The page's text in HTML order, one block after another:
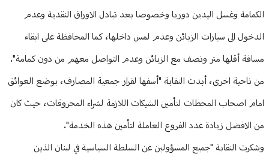
الكمامة وغسل اليدين دوريا وخصوصا بعد تبادل الاوراق النقدية وعدم
الدخول الى سيارات الزبائن وعدم لمس داخلها، كما المحافظة على ابقاء
مسافة أقلها متر ونصف مع الزبائن وعدم التواصل معهم من دون كمامة".
من ناحية اخرى، أبدت النقابة "أسفها لقرار جمعية المصارف، بوضع العوائق
امام اصحاب المحطات لتأمين الشيكات اللازمة لشراء المحروقات، حيث كان
من الافضل زيادة عدد الفروع العاملة لتأمين هذه الخدمة".
وشكرت النقابة "جميع المسؤولين عن السلطة السياسية في لبنان الذين